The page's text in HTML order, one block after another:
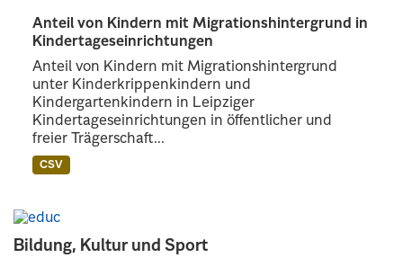
Bildung, Kultur und Sport
Anteil von Kindern mit Migrationshintergrund in
Kindertageseinrichtungen
Anteil von Kindern mit Migrationshintergrund
unter Kinderkrippenkindern und
Kindergartenkindern in Leipziger
Kindertageseinrichtungen in öffentlicher und
freier Trägerschaft...
CSV